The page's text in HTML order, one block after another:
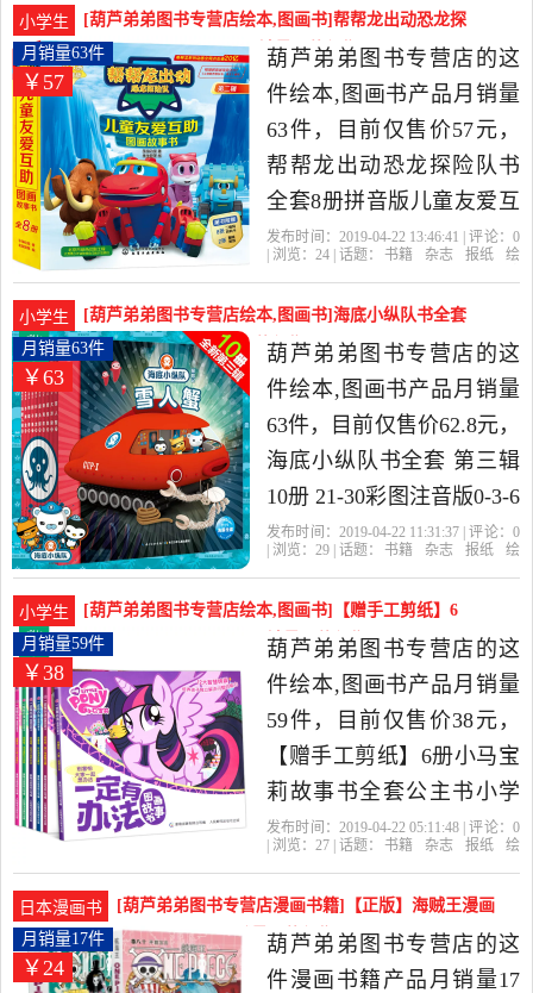
女孩书籍图画书漫画书儿
童读物是2019年葫芦弟弟
图书专营店精选书籍,杂志,
报纸当中性价比很高的绘
本,图画书，由福建 福州发
货。
小学生
[葫芦弟弟图书专营店绘本,图画书]帮帮龙出动恐龙探
险队书全套8册拼音版月销量63件仅售57元
￥57
月销量63件
葫芦弟弟图书专营店的这
件绘本,图画书产品月销量
63件，目前仅售价57元，
帮帮龙出动恐龙探险队书
全套8册拼音版儿童友爱互
助图画故事书漫画书套装
安全教育绘本0-3-6-8岁亲
子早教书是2019年葫芦弟
弟图书专营店精选书籍,杂
志,报纸当中性价比很高的
绘本,图画书，由福建 福州
发货。
发布时间：2019-04-22 13:46:41 | 评论： 0
| 浏览： 24 | 话题： 书籍 杂志 报纸
绘
小学生
[葫芦弟弟图书专营店绘本,图画书]海底小纵队书全套
第三辑10册 21月销量63件仅售62.8元
￥63
月销量63件
葫芦弟弟图书专营店的这
件绘本,图画书产品月销量
63件，目前仅售价62.8元，
海底小纵队书全套 第三辑
10册 21-30彩图注音版0-3-6
周岁绘本儿童书籍幼儿园
三年级课外书图画书漫画
书是2019年葫芦弟弟图书
专营店精选书籍,杂志,报纸
当中性价比很高的绘本,图
画书，由福建 福州发货。
发布时间：2019-04-22 11:31:37 | 评论： 0
| 浏览： 29 | 话题： 书籍 杂志 报纸
绘
小学生
[葫芦弟弟图书专营店绘本,图画书]【赠手工剪纸】6
册小马宝莉故事书全套月销量59件仅售38元
￥38
月销量59件
葫芦弟弟图书专营店的这
件绘本,图画书产品月销量
59件，目前仅售价38元，
【赠手工剪纸】6册小马宝
莉故事书全套公主书小学
生 大电影儿童动画片故事
班阅读绘本3-6岁 漫画书7-
10岁是2019年葫芦弟弟图
书专营店精选书籍,杂志,报
发布时间：2019-04-22 05:11:48 | 评论： 0
| 浏览： 27 | 话题： 书籍 杂志 报纸
绘
日本漫画书
[葫芦弟弟图书专营店漫画书籍]【正版】海贼王漫画
书第80+81全2月销量17件仅售24元
￥24
月销量17件
葫芦弟弟图书专营店的这
件漫画书籍产品月销量17